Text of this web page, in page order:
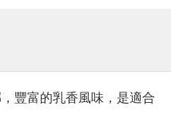
豐富的乳香風味，是適合